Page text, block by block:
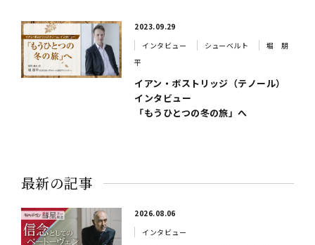
2023.09.29
インタビュー
シューベルト
堀 朋
平
イアン・ボストリッジ（テノール）
インタビュー
「もうひとつの冬の旅」へ
最新の記事
2026.08.06
インタビュー